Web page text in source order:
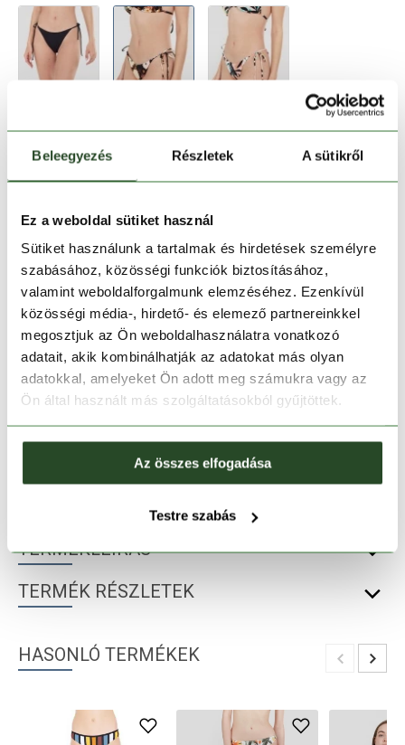
Beleegyezés Részletek A sütikről
Ez a weboldal sütiket használ
Sütiket használunk a tartalmak és hirdetések személyre
szabásához, közösségi funkciók biztosításához,
valamint weboldalforgalmunk elemzéséhez. Ezenkívül
közösségi média-, hirdető- és elemező partnereinkkel
megosztjuk az Ön weboldalhasználatra vonatkozó
adatait, akik kombinálhatják az adatokat más olyan
adatokkal, amelyeket Ön adott meg számukra vagy az
Ön által használt más szolgáltatásokból gyűjtöttek.
Az összes elfogadása
Testre szabás
TERMÉKLEÍRÁS
TERMÉK RÉSZLETEK
Méret:
XS S M L XL
Kosárba teszem
Melyik üzletben elérhető|Foglalás
1-2 munkanapos szállítás
HASONLÓ TERMÉKEK